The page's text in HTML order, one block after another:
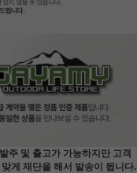
주 및 출고가 가능하지만 고객
게 재단을 해서 발송이 됩니다.